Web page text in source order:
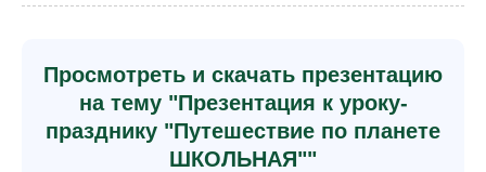
Просмотреть и скачать презентацию
на тему "Презентация к уроку-
празднику "Путешествие по планете
ШКОЛЬНАЯ""